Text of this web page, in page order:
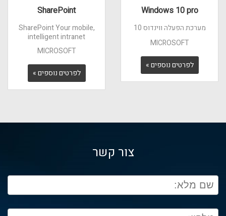
Windows 10 pro
מערכת הפעלה ווינדוס 10
MICROSOFT
לפרטים נוספים »
SharePoint
SharePoint Your mobile,
intelligent intranet
MICROSOFT
לפרטים נוספים »
צור קשר